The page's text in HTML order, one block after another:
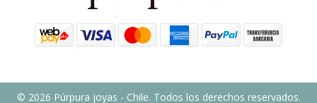
© 2026 Púrpura joyas - Chile. Todos los derechos reservados.